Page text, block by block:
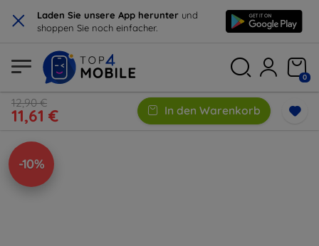
× Laden Sie unsere App herunter und
shoppen Sie noch einfacher.
0
12,90 €
11,61 € In den Warenkorb
-10%